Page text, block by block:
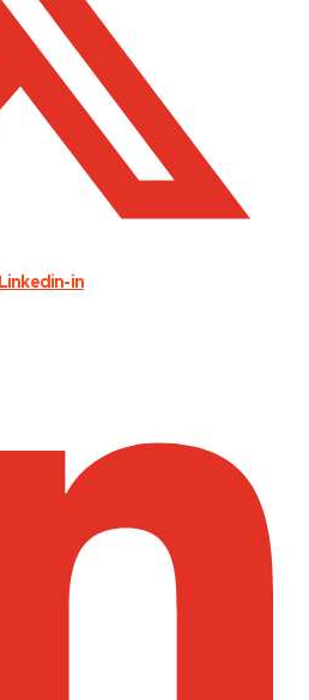
Linkedin-in